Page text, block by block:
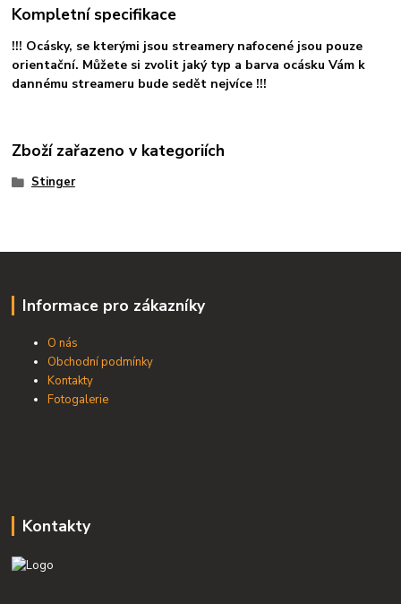
Kompletní specifikace
!!! Ocásky, se kterými jsou streamery nafocené jsou pouze
orientační. Můžete si zvolit jaký typ a barva ocásku Vám k
dannému streameru bude sedět nejvíce !!!
Zboží zařazeno v kategoriích
Stinger
Informace pro zákazníky
O nás
Obchodní podmínky
Kontakty
Fotogalerie
Kontakty